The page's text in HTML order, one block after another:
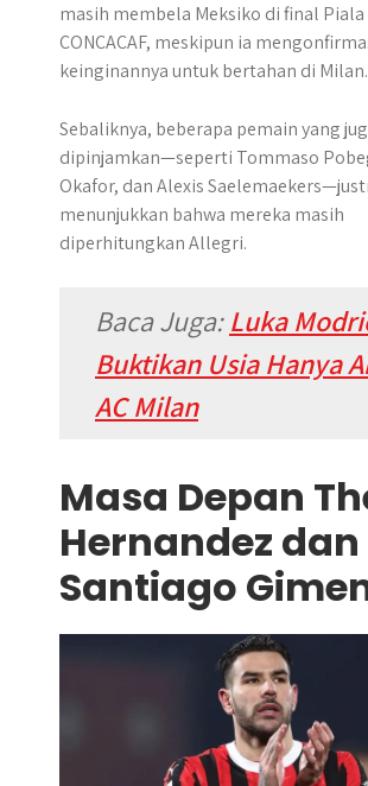
masih membela Meksiko di final Piala
CONCACAF, meskipun ia
keinginannya untuk bertahan di Milan.
Sebaliknya, beberapa pemain yang
dipinjamkan—seperti Tommaso
Okafor, dan Alexis
menunjukkan bahwa mereka masih
diperhitungkan Allegri.
Baca Juga:Luka
Buktikan Usia Hanya
AC Milan
Masa Depan
Hernandez dan
Santiago